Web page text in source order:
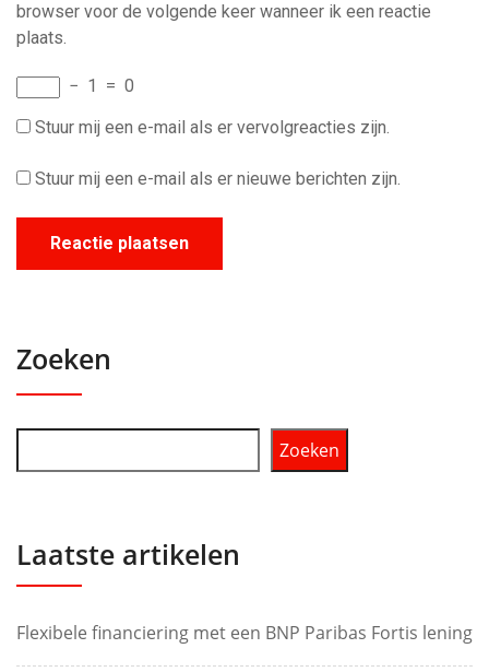
browser voor de volgende keer wanneer ik een reactie
plaats.
− 1 = 0
Stuur mij een e-mail als er vervolgreacties zijn.
Stuur mij een e-mail als er nieuwe berichten zijn.
Zoeken
Zoeken
Laatste artikelen
Flexibele financiering met een BNP Paribas Fortis lening